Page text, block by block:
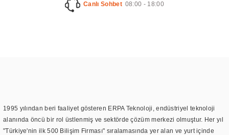
Canlı Sohbet 08:00 - 18:00
1995 yılından beri faaliyet gösteren ERPA Teknoloji, endüstriyel teknoloji
alanında öncü bir rol üstlenmiş ve sektörde çözüm merkezi olmuştur. Her yıl
"Türkiye'nin ilk 500 Bilişim Firması" sıralamasında yer alan ve yurt içinde